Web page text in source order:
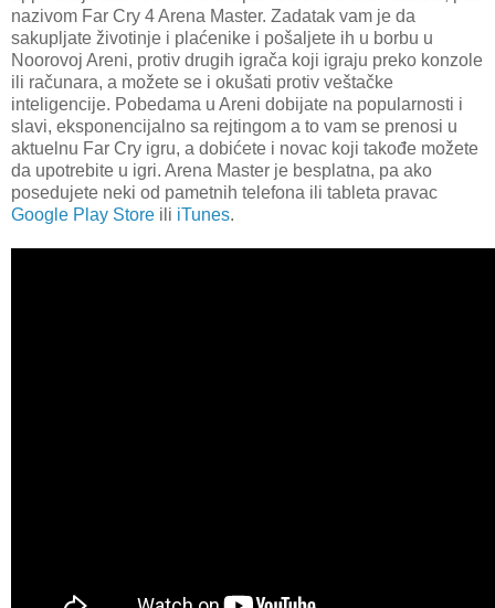
nazivom Far Cry 4 Arena Master. Zadatak vam je da
sakupljate životinje i plaćenike i pošaljete ih u borbu u
Noorovoj Areni, protiv drugih igrača koji igraju preko konzole
ili računara, a možete se i okušati protiv veštačke
inteligencije. Pobedama u Areni dobijate na popularnosti i
slavi, eksponencijalno sa rejtingom a to vam se prenosi u
aktuelnu Far Cry igru, a dobićete i novac koji takođe možete
da upotrebite u igri. Arena Master je besplatna, pa ako
posedujete neki od pametnih telefona ili tableta pravac
Google Play Store ili iTunes.